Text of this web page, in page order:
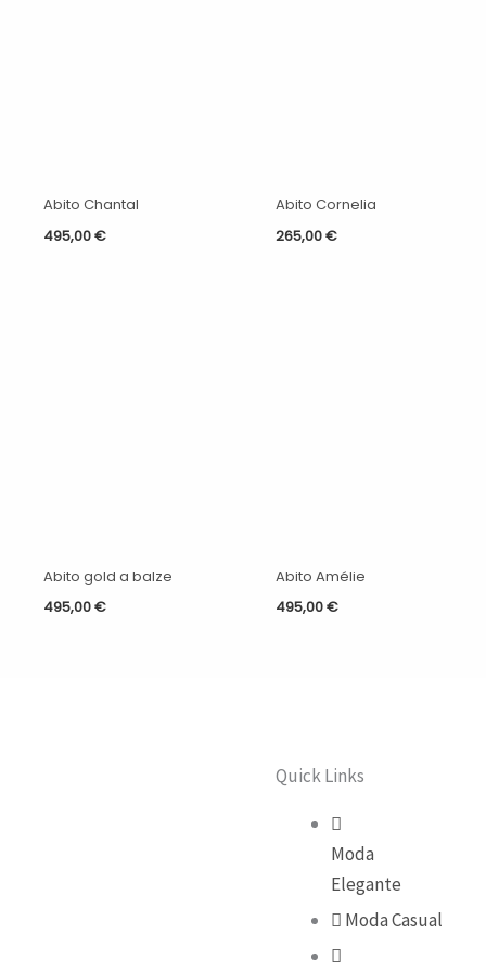
Abito Chantal
495,00€
Abito Cornelia
265,00€
Abito gold a balze
495,00€
Abito Amélie
495,00€
Quick Links
Moda
Elegante
Moda Casual